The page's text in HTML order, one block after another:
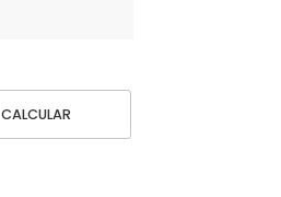
CALCULAR